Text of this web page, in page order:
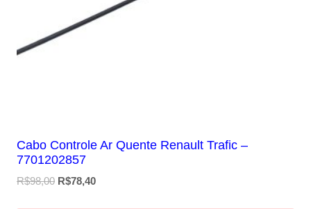
Cabo Controle Ar Quente Renault Trafic –
7701202857
R$98,00 O
R$78,40O